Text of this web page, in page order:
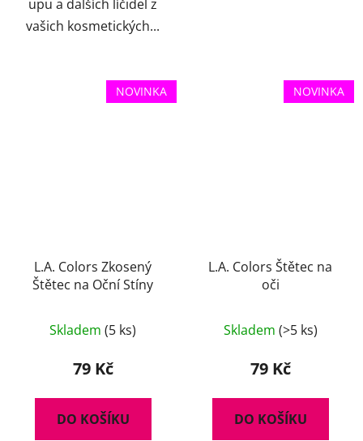
upu a dalších líčidel z
vašich kosmetických...
NOVINKA
L.A. Colors Zkosený
Štětec na Oční Stíny
Skladem (5 ks)
79 Kč
DO KOŠÍKU
NOVINKA
L.A. Colors Štětec na
oči
Skladem (>5 ks)
79 Kč
DO KOŠÍKU